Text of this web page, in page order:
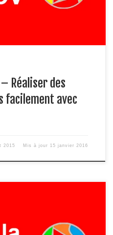
– Réaliser des
facilement avec
2015 Mis à jour 15 janvier 2016